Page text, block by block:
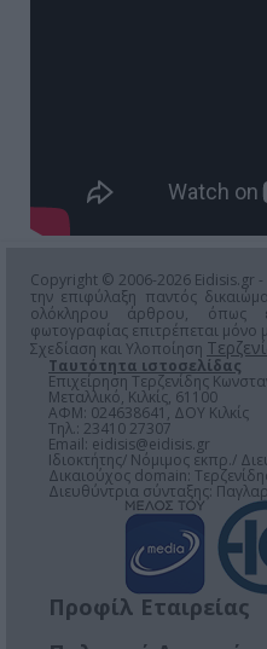
Copyright © 2006-2026 Eidisis.gr -
την επιφύλαξη παντός
ολόκληρου άρθρου, όπως
φωτογραφίας επιτρέπεται μόνο
Σχεδίαση και Υλοποίηση
Ταυτότητα ιστοσελίδας
Επιχείρηση Τερζενίδης
Μεταλλικό, Κιλκίς, 61100
ΑΦΜ: 024638641, ΔΟΥ Κιλκίς
Τηλ.: 23410 27307
Email: eidisis@eidisis.gr
Ιδιοκτήτης/ Νόμιμος εκπρ./
Δικαιούχος domain:
Διευθύντρια σύνταξης:
Προφίλ Εταιρείας